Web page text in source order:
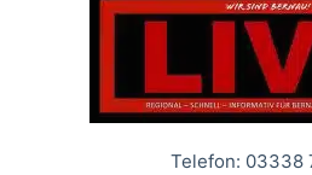
Telefon: 03338